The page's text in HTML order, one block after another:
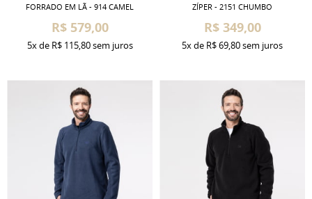
FORRADO EM LÃ - 914 CAMEL
R$ 579,00
5xde R$ 115,80sem juros
ZÍPER - 2151 CHUMBO
R$ 349,00
5xde R$ 69,80sem juros